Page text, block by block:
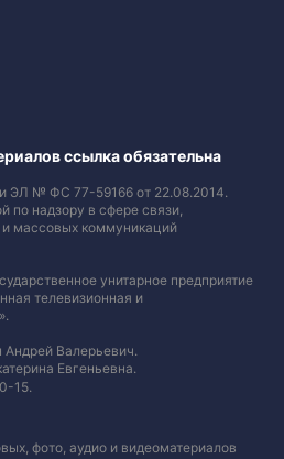
ссылка обязательна
ЭЛ № ФС 77-59166 от 22.08.2014.
по надзору в сфере связи,
массовых коммуникаций
унитарное предприятие
телевизионная и
Андрей Валерьевич.
Евгеньевна.
15.
фото, аудио и видеоматериалов